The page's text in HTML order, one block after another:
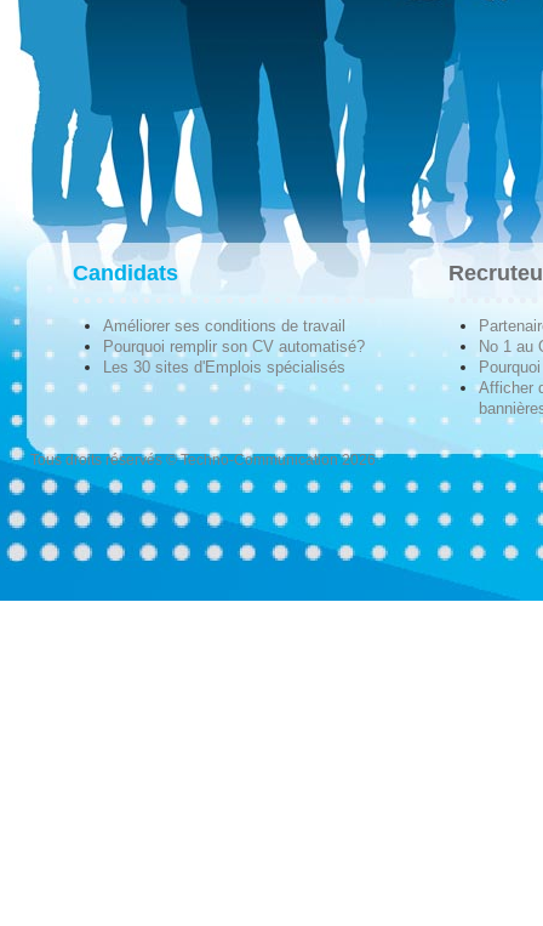
Candidats
Améliorer ses conditions de travail
Pourquoi remplir son CV automatisé?
Les 30 sites d'Emplois spécialisés
No 1 au
Afficher
Tous droits réservés © Techno-Communication 2026